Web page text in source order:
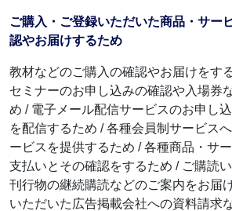
ご購入・ご登録いただいた商品・サー
認やお届けするため
教材などのご購入の確認やお届けをす
セミナーのお申し込みの確認や入場券
め / 電子メール配信サービスのお申し
を配信するため / 各種会員制サービス
ービスを提供するため / 各種商品・サ
支払いとその確認をするため / ご購読
刊行物の継続購読などのご案内をお届
いただいた広告掲載会社への資料請求